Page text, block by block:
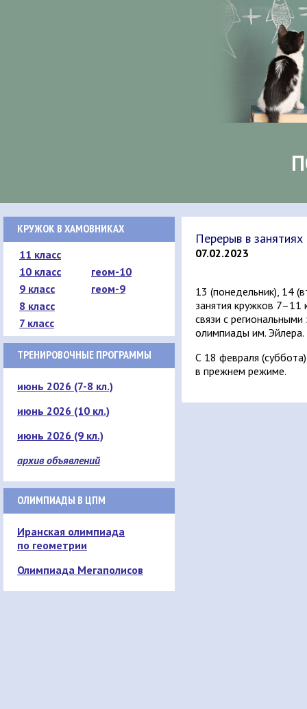
КРУЖОК В ХАМОВНИКАХ
11 класс
10 класс
геом-10
9 класс
геом-9
8 класс
7 класс
ТРЕНИРОВОЧНЫЕ ПРОГРАММЫ
июнь 2026 (7-8 кл.)
июнь 2026 (10 кл.)
июнь 2026 (9 кл.)
архив объявлений
ОЛИМПИАДЫ В ЦПМ
Иранская олимпиада
по геометрии
Олимпиада Мегаполисов
Перерыв в
07.02.2023
13 (понедельник), 14
занятия кружков 7–11
связи с
олимпиады им. Эйлера.
С 18 февраля
в прежнем режиме.